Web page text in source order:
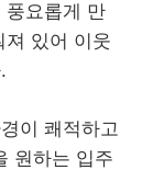
풍요롭게 만
져 있어 이웃
이 쾌적하고
원하는 입주